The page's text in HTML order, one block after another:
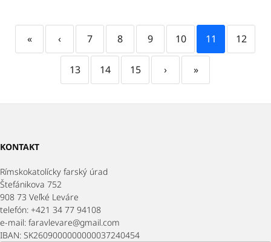
« ‹ 7 8 9 10 11 12
13 14 15 › »
KONTAKT
Rímskokatolícky farský úrad
Štefánikova 752
908 73 Veľké Leváre
telefón: +421 34 77 94108
e-mail: faravlevare@gmail.com
IBAN: SK2609000000000037240454